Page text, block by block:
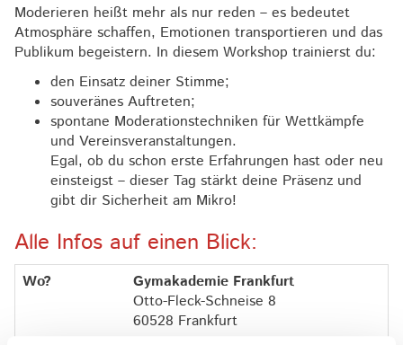
Moderieren heißt mehr als nur reden – es bedeutet
Atmosphäre schaffen, Emotionen transportieren und das
Publikum begeistern. In diesem Workshop trainierst du:
den Einsatz deiner Stimme;
souveränes Auftreten;
spontane Moderationstechniken für Wettkämpfe
und Vereinsveranstaltungen.
Egal, ob du schon erste Erfahrungen hast oder neu
einsteigst – dieser Tag stärkt deine Präsenz und
gibt dir Sicherheit am Mikro!
Alle Infos auf einen Blick:
Wo?
Gymakademie Frankfurt
Otto-Fleck-Schneise 8
60528 Frankfurt